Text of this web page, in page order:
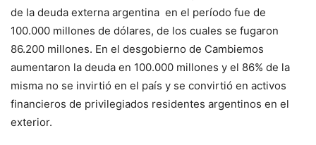
de la deuda externa argentina en el período fue de
100.000 millones de dólares, de los cuales se fugaron
86.200 millones. En el desgobierno de Cambiemos
aumentaron la deuda en 100.000 millones y el 86% de la
misma no se invirtió en el país y se convirtió en activos
financieros de privilegiados residentes argentinos en el
exterior.